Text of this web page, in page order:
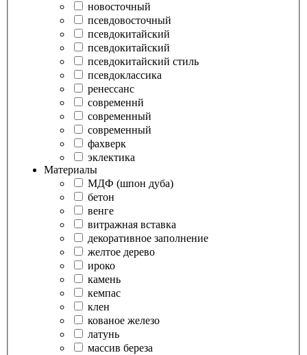
новосточный
псевдовосточный
псевдокитайский
псевдокитайский
псевдокитайский стиль
псевдоклассика
ренессанс
современнй
современный
современный
фахверк
эклектика
Материалы
МДФ (шпон дуба)
бетон
венге
витражная вставка
декоративное заполнение
желтое дерево
ироко
камень
кемпас
клен
кованое железо
латунь
массив береза